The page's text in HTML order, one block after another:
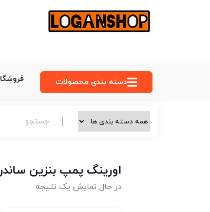
دسته‌ بندی محصولات
اورینگ پمپ بنزین
در حال نمایش یک نتیجه